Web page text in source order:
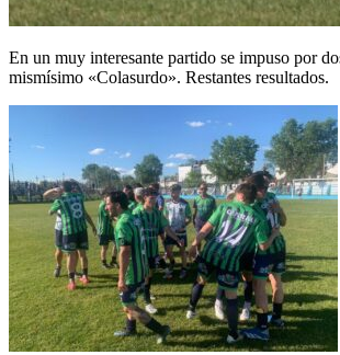
En un muy interesante partido se impuso por
mismísimo «Colasurdo». Restantes resultados.